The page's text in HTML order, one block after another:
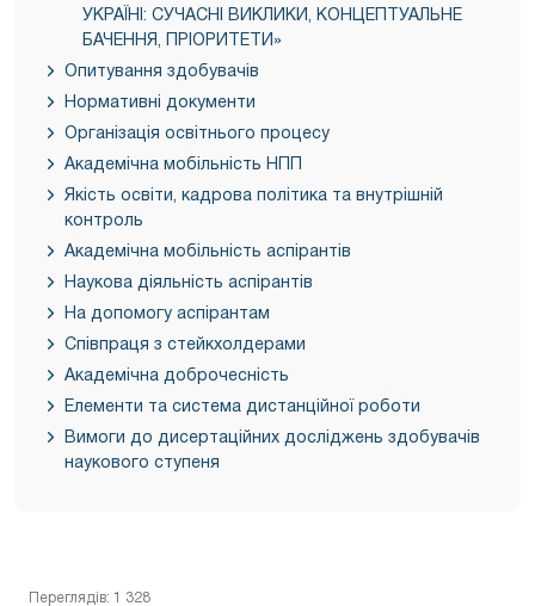
УКРАЇНІ: СУЧАСНІ ВИКЛИКИ, КОНЦЕПТУАЛЬНЕ
БАЧЕННЯ, ПРІОРИТЕТИ»
Опитування здобувачів
Нормативні документи
Організація освітнього процесу
Академічна мобільність НПП
Якість освіти, кадрова політика та внутрішній
контроль
Академічна мобільність аспірантів
Наукова діяльність аспірантів
На допомогу аспірантам
Співпраця з стейкхолдерами
Академічна доброчесність
Елементи та система дистанційної роботи
Вимоги до дисертаційних досліджень здобувачів
наукового ступеня
Переглядів: 1 328